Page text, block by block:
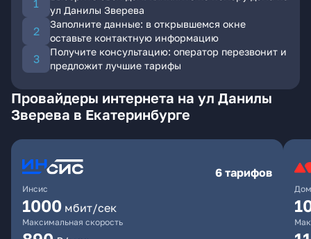
ул Данилы Зверева
Заполните данные: в открывшемся окне
оставьте контактную информацию
Получите консультацию: оператор перезвонит и
предложит лучшие тарифы
Провайдеры интернета на ул Данилы
Зверева в Екатеринбурге
Инсис
6 тарифов
1000 мбит/сек
Максимальная скорость